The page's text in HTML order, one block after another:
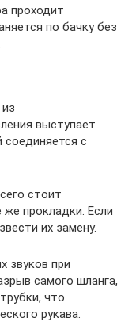
проходит
по бачку без
выступает
соединяется с
стоит
прокладки. Если
их замену.
звуков при
самого шланга,
что
рукава.